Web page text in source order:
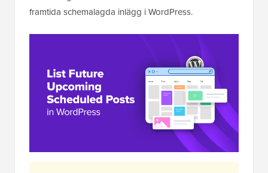
framtida schemalagda inlägg i WordPress.